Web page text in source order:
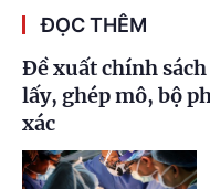
ĐỌC THÊM
Đề xuất chính
lấy, ghép mô, bộ
xác